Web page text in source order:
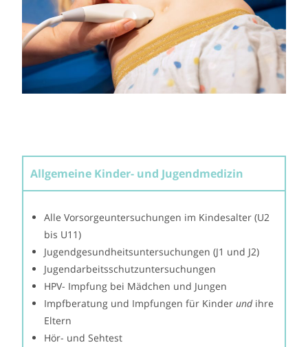
Allgemeine Kinder- und Jugendmedizin
Alle Vorsorgeuntersuchungen im Kindesalter (U2
bis U11)
Jugendgesundheitsuntersuchungen (J1 und J2)
Jugendarbeitsschutzuntersuchungen
HPV- Impfung bei Mädchen und Jungen
Impfberatung und Impfungen für Kinderund ihre
Eltern
Hör- und Sehtest